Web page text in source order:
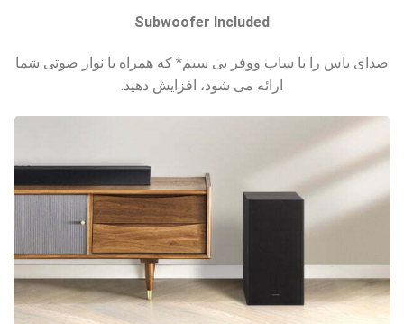
Subwoofer Included
صدای باس را با ساب ووفر بی سیم* که همراه با نوار صوتی شما
ارائه می شود، افزایش دهید.